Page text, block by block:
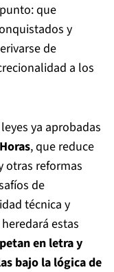
que
y
de
a los
ya aprobadas
, que reduce
otras reformas
de
técnica y
estas
en letra y
bajo la lógica de